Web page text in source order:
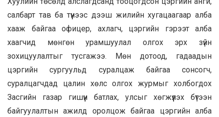
салбарт тав ба түүнээс дээш жилийн хугацаагаар алба
хааж байгаа офицер, ахлагч, цэргийн гэрээт алба
хаагчид мөнгөн урамшуулал олгох эрх зүйн
зохицуулалтыг тусгажээ. Мөн дотоод, гадаадын
цэргийн сургуульд суралцаж байгаа сонсогч,
суралцагчдад цалин хөлс олгох журмыг холбогдох
Засгийн газар гишүүн батлах, улсыг хөгжүүлэх бүтээн
байгуулалтын ажилд оролцож байгаа цэргийн алба